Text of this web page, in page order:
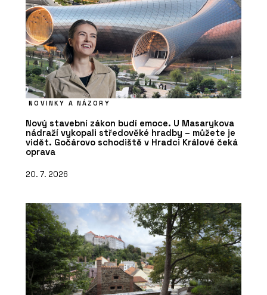
NOVINKY A NÁZORY
Nový stavební zákon budí emoce. U Masarykova
nádraží vykopali středověké hradby – můžete je
vidět. Gočárovo schodiště v Hradci Králové čeká
oprava
20. 7. 2026